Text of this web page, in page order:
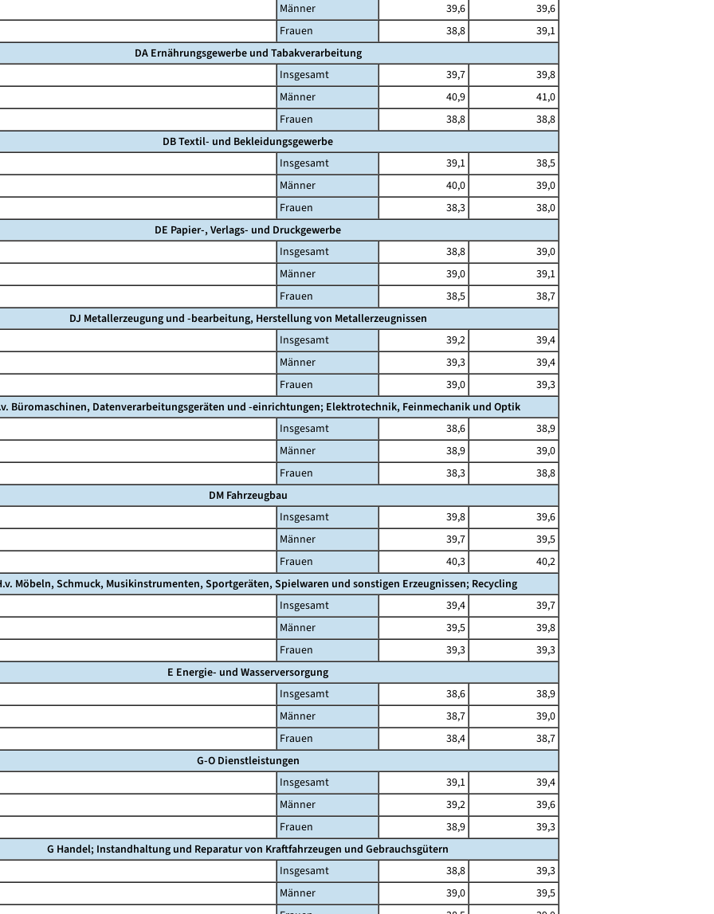
Männer
39,6
39,6
Frauen
38,8
39,1
DA Ernährungsgewerbe und Tabakverarbeitung
Insgesamt
39,7
39,8
Männer
40,9
41,0
Frauen
38,8
38,8
DB Textil- und Bekleidungsgewerbe
Insgesamt
39,1
38,5
Männer
40,0
39,0
Frauen
38,3
38,0
DE Papier-, Verlags- und Druckgewerbe
Insgesamt
38,8
39,0
Männer
39,0
39,1
Frauen
38,5
38,7
DJ Metallerzeugung und -bearbeitung, Herstellung von Metallerzeugnissen
Insgesamt
39,2
39,4
Männer
39,3
39,4
Frauen
39,0
39,3
Büromaschinen, Datenverarbeitungsgeräten und -einrichtungen; Elektrotechnik, Feinmechanik und Optik
Insgesamt
38,6
38,9
Männer
38,9
39,0
Frauen
38,3
38,8
DM Fahrzeugbau
Insgesamt
39,8
39,6
Männer
39,7
39,5
Frauen
40,3
40,2
Möbeln, Schmuck, Musikinstrumenten, Sportgeräten, Spielwaren und sonstigen Erzeugnissen; Recycling
Insgesamt
39,4
39,7
Männer
39,5
39,8
Frauen
39,3
39,3
E Energie- und Wasserversorgung
Insgesamt
38,6
38,9
Männer
38,7
39,0
Frauen
38,4
38,7
G-O Dienstleistungen
Insgesamt
39,1
39,4
Männer
39,2
39,6
Frauen
38,9
39,3
G Handel; Instandhaltung und Reparatur von Kraftfahrzeugen und Gebrauchsgütern
Insgesamt
38,8
39,3
Männer
39,0
39,5